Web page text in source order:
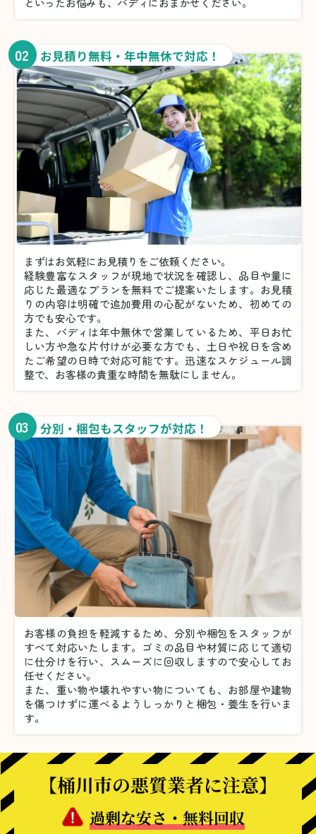
02 お見積り無料・年中無休で対応！
まずはお気軽にお見積りをご依頼ください。
経験豊富なスタッフが現地で状況を確認し、品目や量に
応じた最適なプランを無料でご提案いたします。お見積
りの内容は明確で追加費用の心配がないため、初めての
方でも安心です。
また、バディは年中無休で営業しているため、平日お忙
しい方や急な片付けが必要な方でも、土日や祝日を含め
たご希望の日時で対応可能です。迅速なスケジュール調
整で、お客様の貴重な時間を無駄にしません。
03 分別・梱包もスタッフが対応！
お客様の負担を軽減するため、分別や梱包をスタッフが
すべて対応いたします。 ゴミの品目や材質に応じて適切
に仕分けを行い、スムーズに回収しますので安心してお
任せください。
また、重い物や壊れやすい物についても、お部屋や建物
を傷つけずに運べるようしっかりと梱包・養生を行いま
す。
【桶川市の悪質業者に注意】
過剰な安さ・無料回収